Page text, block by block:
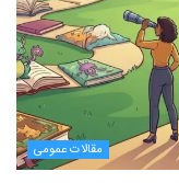
مقالات عمومی